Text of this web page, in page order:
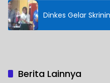
Dinkes Gelar
Berita Lainnya